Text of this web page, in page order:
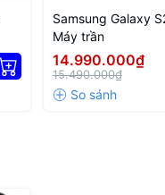
Samsung Galaxy
Máy trần
14.990.000₫
15.490.000₫